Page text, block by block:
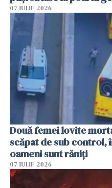
07 IULIE 2026
Două femei lovite
scăpat de sub control,
oameni sunt răniți
07 IULIE 2026